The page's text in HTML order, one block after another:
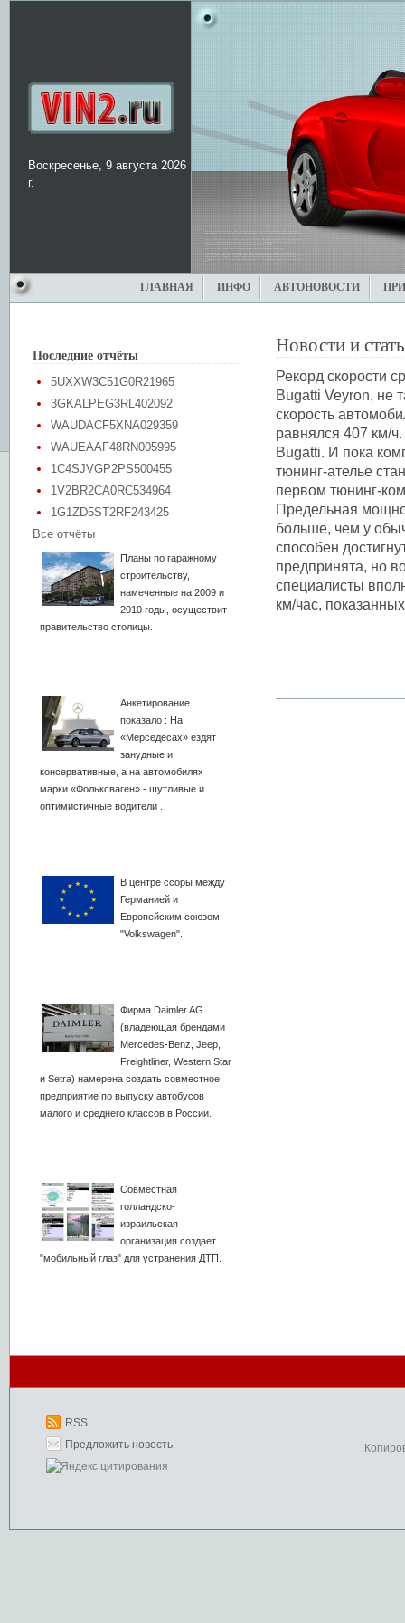
Воскресенье, 9 августа 2026
г.
ГЛАВНАЯ ИНФО АВТОНОВОСТИ
Последние отчёты
5UXXW3C51G0R21965
3GKALPEG3RL402092
WAUDACF5XNA029359
WAUEAAF48RN005995
1C4SJVGP2PS500455
1V2BR2CA0RC534964
1G1ZD5ST2RF243425
Все отчёты
Планы по гаражному
строительству,
намеченные на 2009 и
2010 годы, осуществит
правительство столицы.
Анкетирование
показало : На
«Мерседесах» ездят
занудные и
консервативные, а на автомобилях
марки «Фольксваген» - шутливые и
оптимистичные водители .
В центре ссоры между
Германией и
Европейским союзом -
"Volkswagen".
Фирма Daimler AG
(владеющая брендами
Mercedes-Benz, Jeep,
Freightliner, Western Star
и Setra) намерена создать совместное
предприятие по выпуску автобусов
малого и среднего классов в России.
Совместная
голландско-
израильская
организация создает
"мобильный глаз" для устранения ДТП.
Новости и
Рекорд скорости
Bugatti Veyron, не
скорость
равнялся 407 км/
Bugatti. И пока
тюнинг-ателье
первом тюнинг-
Предельная
больше, чем у
способен
предпринята, но
специалисты
км/час,
RSS
Предложить новость